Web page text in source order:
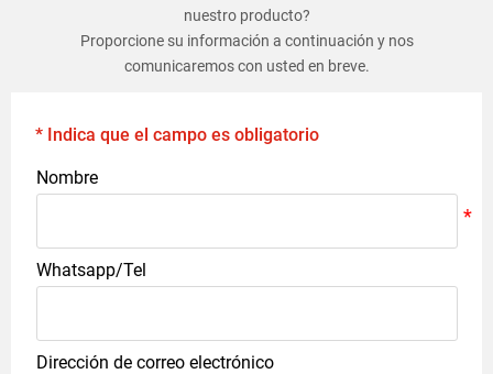
nuestro producto?
Proporcione su información a continuación y nos
comunicaremos con usted en breve.
* Indica que el campo es obligatorio
Nombre
Whatsapp/Tel
Dirección de correo electrónico